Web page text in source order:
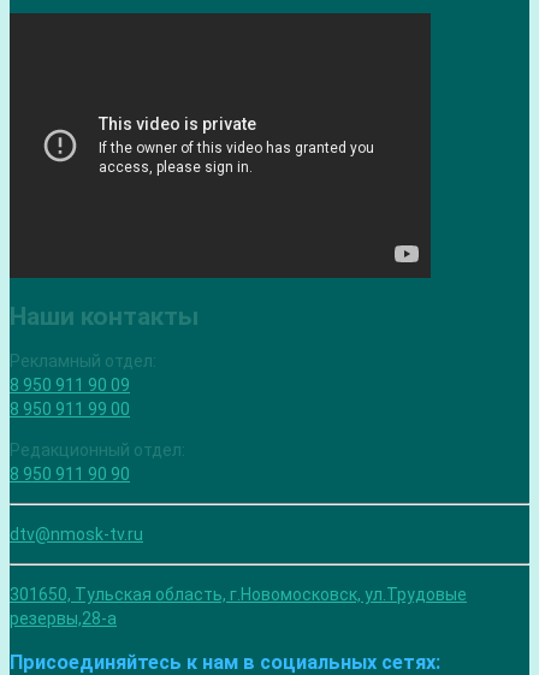
Наши контакты
Рекламный отдел:
8 950 911 90 09
8 950 911 99 00
Редакционный отдел:
8 950 911 90 90
dtv@nmosk-tv.ru
301650, Тульская область, г.Новомосковск, ул.Трудовые
резервы,28-а
Присоединяйтесь к нам в социальных сетях: